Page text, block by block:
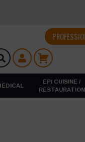
EPI CUISINE /
RESTAURATION